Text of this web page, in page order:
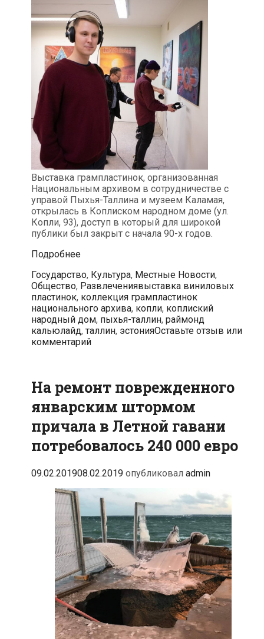
Выставка грампластинок, организованная
Национальным архивом в сотрудничестве с
управой Пыхья-Таллина и музеем Каламая,
открылась в Коплиском народном доме (ул.
Копли, 93), доступ в который для широкой
публики был закрыт c начала 90-х годов.
ПодробнееВ
открылась
ностальгическая
выставка
виниловых
пластинок
Рубрики
Государство, Культура, Местные Новости,
Общество, РазвлеченияМетки
выставка виниловых
пластинок, коллекция грампластинок
национального архива, копли, коплиский
народный дом, пыхья-таллин, раймонд
кальюлайд, таллин, эстонияОставьте отзыв или
комментарий
На ремонт поврежденного
январским штормом
причала в Летной гавани
потребовалось 240 000 евро
09.02.201908.02.2019 опубликовал admin